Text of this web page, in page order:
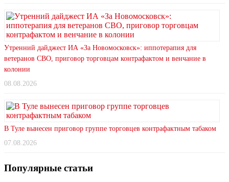
Утренний дайджест ИА «За Новомосковск»: иппотерапия для
ветеранов СВО, приговор торговцам контрафактом и венчание в
колонии
08.08.2026
В Туле вынесен приговор группе торговцев контрафактным табаком
07.08.2026
Популярные статьи